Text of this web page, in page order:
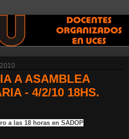
A ASAMBLEA
- 4/2/10 18HS.
a las 18 horas en SADOP